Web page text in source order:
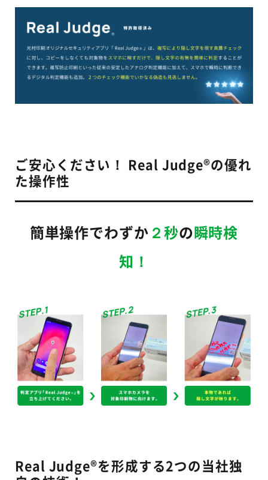
ご安心ください！ Real Judge®の優れ
た操作性
簡単操作でわずか２秒の瞬時検
知！
Real Judge®を形成する2つの当社独